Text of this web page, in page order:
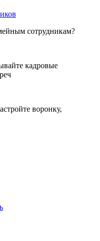
сотрудникам?
кадровые
воронку,